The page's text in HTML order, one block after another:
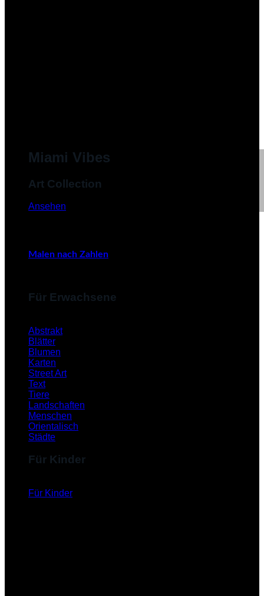
Miami Vibes
Art Collection
Ansehen
Malen nach Zahlen
Für Erwachsene
Abstrakt
Blätter
Blumen
Karten
Street Art
Text
Tiere
Landschaften
Menschen
Orientalisch
Städte
Für Kinder
Für Kinder